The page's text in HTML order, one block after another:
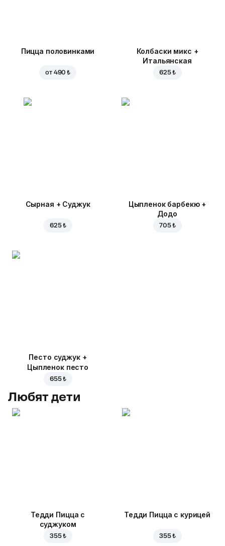
Пицца половинками
от 490 ₺
Колбаски микс +
Итальянская
625 ₺
Сырная + Суджук
625 ₺
Цыпленок барбекю +
Додо
705 ₺
Песто суджук +
Цыпленок песто
655 ₺
Любят дети
Тедди Пицца с
суджуком
355 ₺
Тедди Пицца с курицей
355 ₺